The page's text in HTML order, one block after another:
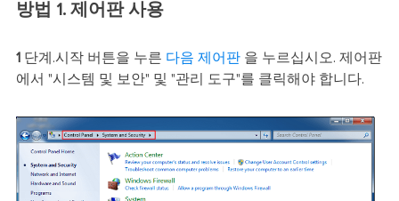
방법 1. 제어판 사용
1 단계.시작 버튼을 누른 다음 제어판을 누르십시오. 제어판
에서 "시스템 및 보안" 및 "관리 도구"를 클릭해야 합니다.